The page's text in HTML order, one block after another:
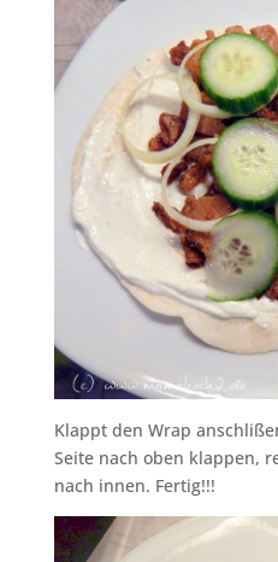
Klappt den Wrap
Seite nach oben klappen,
nach innen. Fertig!!!